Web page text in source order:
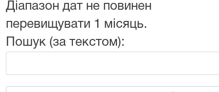
Діапазон дат не повинен
перевищувати 1 місяць.
Пошук (за текстом):